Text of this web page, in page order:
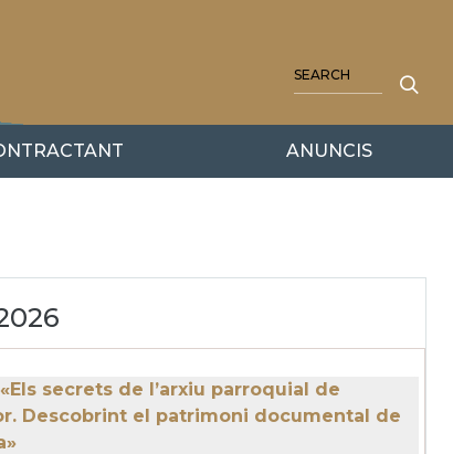
ANUNCIS
secrets de l’arxiu parroquial de
Descobrint el patrimoni documental de